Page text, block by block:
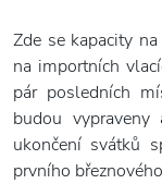
Zde se kapacity
na importních
pár posledních
budou
ukončení svátků
prvního